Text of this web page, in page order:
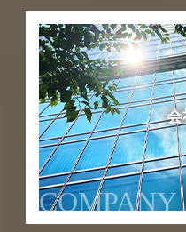
会
COMPANY